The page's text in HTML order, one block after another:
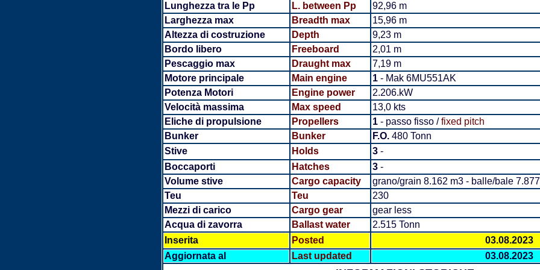
Lunghezza tra le Pp L. between Pp
92,96 m
Larghezza max
Breadth max
15,96 m
Altezza di costruzione
Depth
9,23 m
Bordo libero
Freeboard
2,01 m
Pescaggio max
Draught max
7,19 m
Motore principale
Main engine 1- Mak 6MU551AK
Potenza Motori
Engine power
2.206.kW
Velocità massima
Max speed
13,0 kts
Eliche di propulsione
Propellers 1- passo fisso /fixed pitch
Bunker
Bunker F.O.480 Tonn
Stive
Holds 3-
Boccaporti
Hatches 3-
Volume stive
Cargo capacity
grano/grain 8.162 m3 - balle/bale
Teu
Teu
230
Mezzi di carico
Cargo gear
gear less
Acqua di zavorra
Ballast water
2.515 Tonn
Inserita
Posted
03.08.2023
Aggiornata al
Last updated 03.08.2023